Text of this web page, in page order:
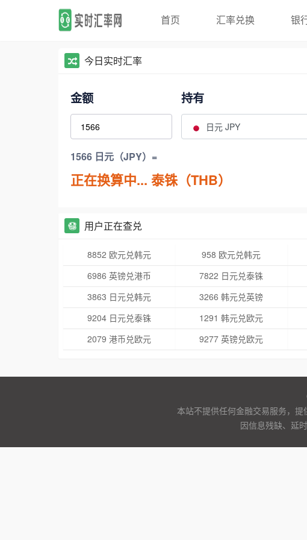
首页 汇率兑换 银
今日实时汇率
金额 持有
日元 JPY
1566 日元（JPY）=
正在换算中... 泰铢（THB）
用户正在查兑
8852 欧元兑韩元 958 欧元兑韩元
6986 英镑兑港币
7822 日元兑泰铢
3863 日元兑韩元
3266 韩元兑英镑
9204 日元兑泰铢
1291 韩元兑欧元
2079 港币兑欧元
9277 英镑兑欧元
本站不提供任何金融交易服务，
因信息残缺、延